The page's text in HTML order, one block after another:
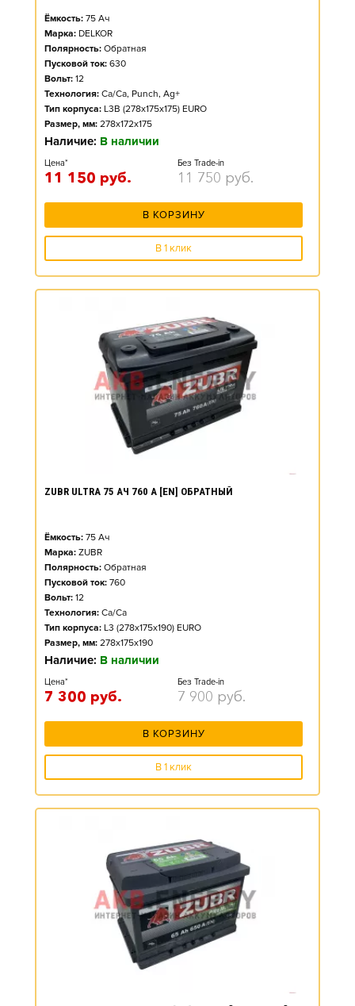
Ёмкость: 75 Ач
Марка: DELKOR
Полярность: Обратная
Пусковой ток: 630
Вольт: 12
Технология: Ca/Ca, Punch, Ag+
Тип корпуса: L3B (278x175x175) EURO
Размер, мм: 278x172x175
Наличие: В наличии
Цена*
11 150 руб.
Без Trade-in
11 750 руб.
В КОРЗИНУ
В 1 клик
ZUBR ULTRA 75 АЧ 760 А [EN] ОБРАТНЫЙ
Ёмкость: 75 Ач
Марка: ZUBR
Полярность: Обратная
Пусковой ток: 760
Вольт: 12
Технология: Ca/Ca
Тип корпуса: L3 (278x175x190) EURO
Размер, мм: 278x175x190
Наличие: В наличии
Цена*
7 300 руб.
Без Trade-in
7 900 руб.
В КОРЗИНУ
В 1 клик